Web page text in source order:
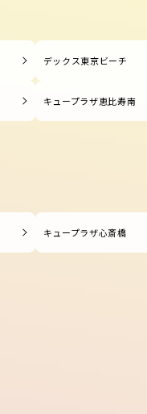
デックス東京ビーチ
キュープラザ恵比寿南
キュープラザ心斎橋